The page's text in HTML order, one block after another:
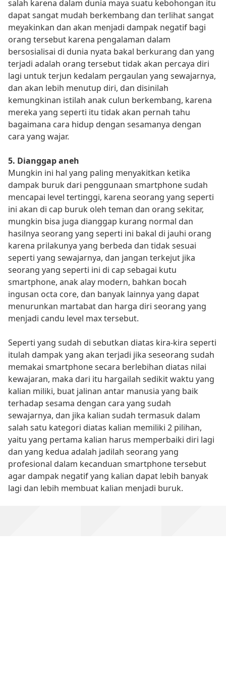
salah karena dalam dunia maya suatu kebohongan itu
dapat sangat mudah berkembang dan terlihat sangat
meyakinkan dan akan menjadi dampak negatif bagi
orang tersebut karena pengalaman dalam
bersosialisai di dunia nyata bakal berkurang dan yang
terjadi adalah orang tersebut tidak akan percaya diri
lagi untuk terjun kedalam pergaulan yang sewajarnya,
dan akan lebih menutup diri, dan disinilah
kemungkinan istilah anak culun berkembang, karena
mereka yang seperti itu tidak akan pernah tahu
bagaimana cara hidup dengan sesamanya dengan
cara yang wajar.
5. Dianggap aneh
Mungkin ini hal yang paling menyakitkan ketika
dampak buruk dari penggunaan smartphone sudah
mencapai level tertinggi, karena seorang yang seperti
ini akan di cap buruk oleh teman dan orang sekitar,
mungkin bisa juga dianggap kurang normal dan
hasilnya seorang yang seperti ini bakal di jauhi orang
karena prilakunya yang berbeda dan tidak sesuai
seperti yang sewajarnya, dan jangan terkejut jika
seorang yang seperti ini di cap sebagai kutu
smartphone, anak alay modern, bahkan bocah
ingusan octa core, dan banyak lainnya yang dapat
menurunkan martabat dan harga diri seorang yang
menjadi candu level max tersebut.
Seperti yang sudah di sebutkan diatas kira-kira seperti
itulah dampak yang akan terjadi jika seseorang sudah
memakai smartphone secara berlebihan diatas nilai
kewajaran, maka dari itu hargailah sedikit waktu yang
kalian miliki, buat jalinan antar manusia yang baik
terhadap sesama dengan cara yang sudah
sewajarnya, dan jika kalian sudah termasuk dalam
salah satu kategori diatas kalian memiliki 2 pilihan,
yaitu yang pertama kalian harus memperbaiki diri lagi
dan yang kedua adalah jadilah seorang yang
profesional dalam kecanduan smartphone tersebut
agar dampak negatif yang kalian dapat lebih banyak
lagi dan lebih membuat kalian menjadi buruk.